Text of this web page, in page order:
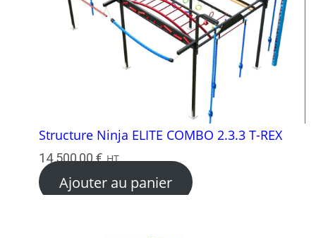
Structure Ninja ELITE COMBO 2.3.3 T-REX
14 500,00€ HT
Ajouter au panier